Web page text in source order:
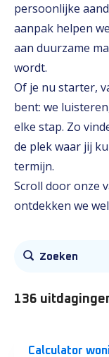
persoonlijke
aanpak helpen
aan duurzame
wordt.
Of je nu starter,
bent: we
elke stap. Zo
de plek waar jij
termijn.
Scroll door onze
ontdekken we
Alle
136
Zoeken
Calculator